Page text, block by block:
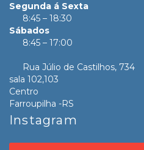
Segunda á Sexta
8:45 – 18:30
Sábados
8:45 – 17:00
Rua Júlio de Castilhos, 734
sala 102,103
Centro
Farroupilha -RS
Instagram